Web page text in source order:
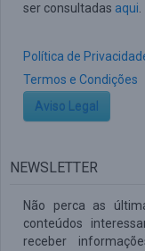
ser consultadas aqui
Política de
Termos e Condições
Aviso Legal
NEWSLETTER
Não perca as
conteúdos
receber